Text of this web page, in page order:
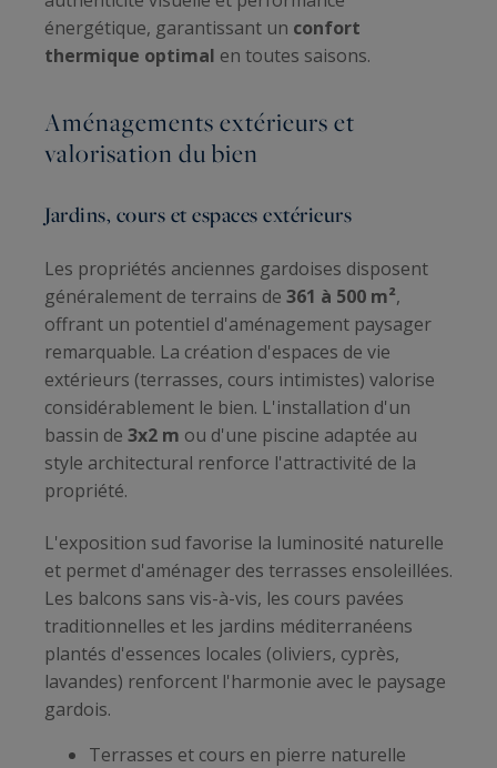
énergétique, garantissant un confort
thermique optimal en toutes saisons.
Aménagements extérieurs et
valorisation du bien
Jardins, cours et espaces extérieurs
Les propriétés anciennes gardoises disposent
généralement de terrains de 361 à 500 m²,
offrant un potentiel d'aménagement paysager
remarquable. La création d'espaces de vie
extérieurs (terrasses, cours intimistes) valorise
considérablement le bien. L'installation d'un
bassin de 3x2 m ou d'une piscine adaptée au
style architectural renforce l'attractivité de la
propriété.
L'exposition sud favorise la luminosité naturelle
et permet d'aménager des terrasses ensoleillées.
Les balcons sans vis-à-vis, les cours pavées
traditionnelles et les jardins méditerranéens
plantés d'essences locales (oliviers, cyprès,
lavandes) renforcent l'harmonie avec le paysage
gardois.
Terrasses et cours en pierre naturelle